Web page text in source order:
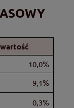
10,0%
9,1%
0,3%